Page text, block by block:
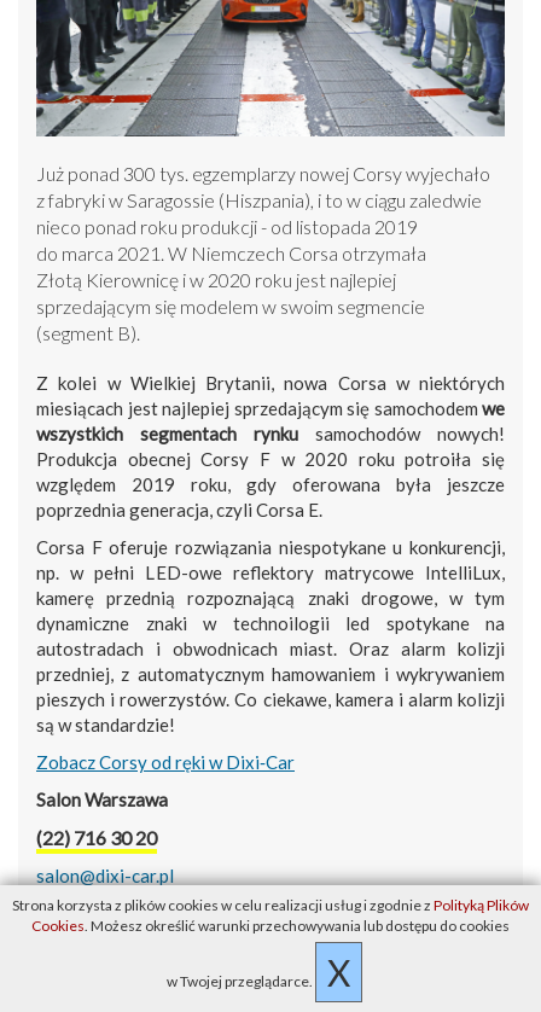
Już ponad 300 tys. egzemplarzy nowej Corsy wyjechało
z fabryki w Saragossie (Hiszpania), i to w ciągu zaledwie
nieco ponad roku produkcji - od listopada 2019
do marca 2021. W Niemczech Corsa otrzymała
Złotą Kierownicę i w 2020 roku jest najlepiej
sprzedającym się modelem w swoim segmencie
(segment B).
Z kolei w Wielkiej Brytanii, nowa Corsa w niektórych
miesiącach jest najlepiej sprzedającym się samochodem we
wszystkich segmentach rynku samochodów nowych!
Produkcja obecnej Corsy F w 2020 roku potroiła się
względem 2019 roku, gdy oferowana była jeszcze
poprzednia generacja, czyli Corsa E.
Corsa F oferuje rozwiązania niespotykane u konkurencji,
np. w pełni LED-owe reflektory matrycowe IntelliLux,
kamerę przednią rozpoznającą znaki drogowe, w tym
dynamiczne znaki w technoilogii led spotykane na
autostradach i obwodnicach miast. Oraz alarm kolizji
przedniej, z automatycznym hamowaniem i wykrywaniem
pieszych i rowerzystów. Co ciekawe, kamera i alarm kolizji
są w standardzie!
Zobacz Corsy od ręki w Dixi‑Car
Salon Warszawa
(22) 716 30 20
salon@dixi-car.pl
Strona korzysta z plików cookies w celu realizacji usług i zgodnie z Polityką Plików
Cookies. Możesz określić warunki przechowywania lub dostępu do cookies
w Twojej przeglądarce. X